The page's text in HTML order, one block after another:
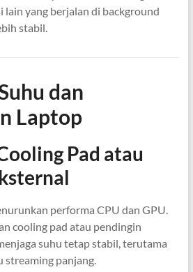
lain yang berjalan di background
stabil.
dan
Laptop
Pad atau
performa CPU dan GPU.
cooling pad atau pendingin
suhu tetap stabil, terutama
streaming panjang.